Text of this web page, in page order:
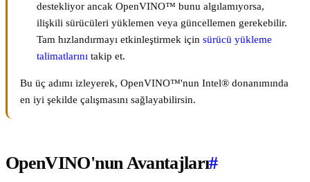
destekliyor ancak OpenVINO™ bunu algılamıyorsa,
ilişkili sürücüleri yüklemen veya güncellemen gerekebilir.
Tam hızlandırmayı etkinleştirmek için sürücü yükleme
talimatlarını takip et.
Bu üç adımı izleyerek, OpenVINO™'nun Intel® donanımında
en iyi şekilde çalışmasını sağlayabilirsin.
OpenVINO'nun Avantajları#